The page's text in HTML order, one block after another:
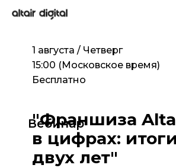
"Франшиза
в цифрах: итоги
двух лет"
1 августа / Четверг
15:00 (Московское время)
Бесплатно
Вебинар